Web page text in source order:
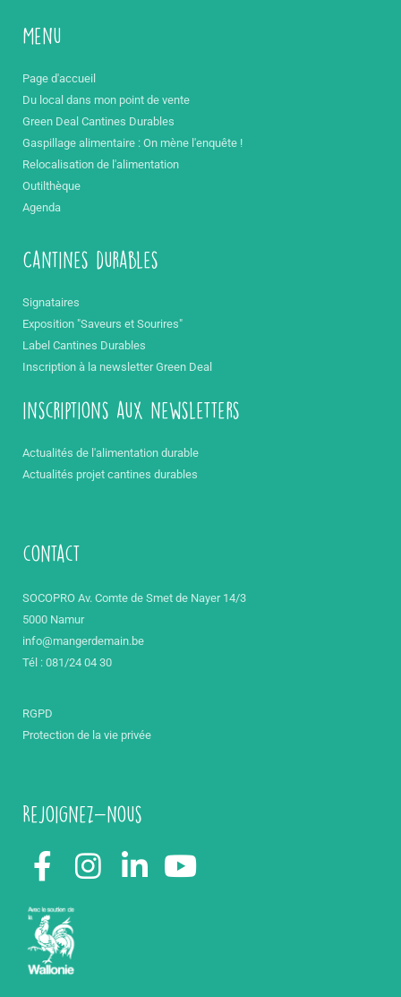
Menu
Page d'accueil
Du local dans mon point de vente
Green Deal Cantines Durables
Gaspillage alimentaire : On mène l'enquête !
Relocalisation de l'alimentation
Outilthèque
Agenda
Cantines durables
Signataires
Exposition "Saveurs et Sourires"
Label Cantines Durables
Inscription à la newsletter Green Deal
inscriptions aux newsletters
Actualités de l'alimentation durable
Actualités projet cantines durables
contact
SOCOPRO Av. Comte de Smet de Nayer 14/3
5000 Namur
info@mangerdemain.be
Tél : 081/24 04 30
RGPD
Protection de la vie privée
Rejoignez-nous